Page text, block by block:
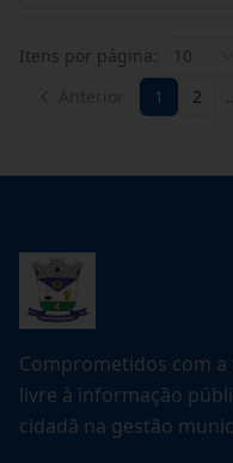
Itens por página: 10
1 2
Comprometidos com
livre à informação
cidadã na gestão